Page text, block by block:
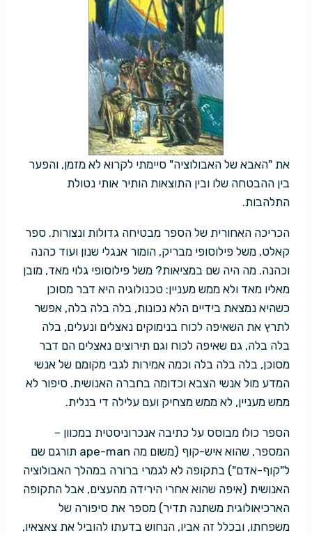
את "האבא של האבולוציה" סיימתי לקרוא לא מזמן, והפער
בין ההבטחה שלו ובין התוצאות הותיר אותי נטולת
התלהבות.
הכריכה האחורית של הספר מבטיחה גדולות ונצורות. ספר
קאלט, משל פילוסופי מבריק, הומור אנגלי שנון ועוד כהנה
וכהנה. מה היה שם במציאות? משל פילוסופי גלוי מאד, מובן
מאליו מאד ולא ממש מעניין: טכנולוגיה היא דבר מסוכן
כשהיא נמצאת בידיים הלא נכונות, בלה בלה בלה, אפשר
לתרץ את השאיפה לכוח בנימוקים נאצלים ונעלים, בלה
בלה בלה, גם שאיפה לכוח וגם תירוצים נאצלים הם דבר
מסוכן, בלה בלה בלה וכמה אמירות לגבי מקומם של אנשי
המדע מול אנשי הצבא וכדומה בחברה האנושית. סיפור לא
ממש מעניין, לא ממש מצחיק ועם עלילה די בנלית.
הספר כולו מבוסס על כתיבה אנכרוניסטית במכוון –
המספר, שהוא איש-קוף (משום מה ape-man תורגם שם
ל"קוף-אדם") בתקופה לא לגמרי ברורה במהלך האבולוציה
האנושית (איפה שהוא אחרי הירידה מהעצים, אבל התקופה
הארכיאולוגית משתנה תדיר) מספר את סיפורה של
משפחתו, ובכלל זה אביו, הנחוש בדעתו להוביל את צאצאיו,